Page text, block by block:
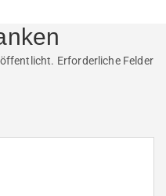
Erforderliche Felder